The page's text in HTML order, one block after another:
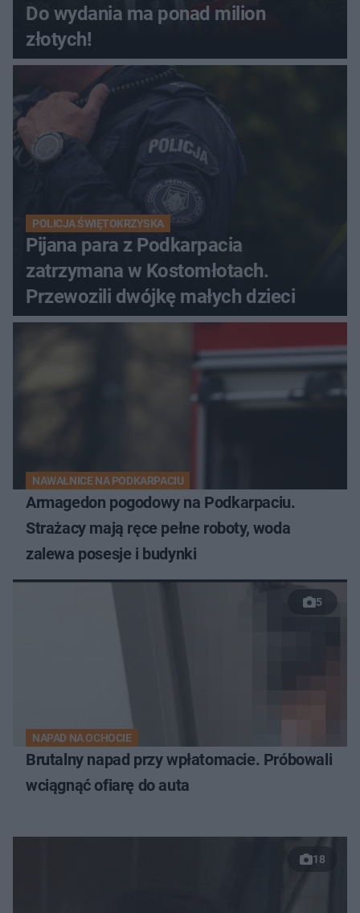
Do wydania ma ponad milion
złotych!
POLICJA ŚWIĘTOKRZYSKA
Pijana para z Podkarpacia
zatrzymana w Kostomłotach.
Przewozili dwójkę małych dzieci
NAWAŁNICE NA PODKARPACIU
Armagedon pogodowy na Podkarpaciu.
Strażacy mają ręce pełne roboty, woda
zalewa posesje i budynki
5
NAPAD NA OCHOCIE
Brutalny napad przy wpłatomacie. Próbowali
wciągnąć ofiarę do auta
18